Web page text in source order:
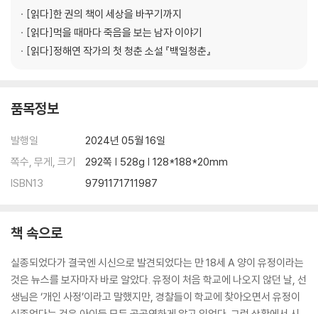
[읽다]한 권의 책이 세상을 바꾸기까지
[읽다]먹을 때마다 죽음을 보는 남자 이야기
[읽다]정해연 작가의 첫 청춘 소설 『백일청춘』
품목정보
발행일
2024년 05월 16일
쪽수, 무게, 크기
292쪽 | 528g | 128*188*20mm
ISBN13
9791171711987
책 속으로
실종되었다가 결국엔 시신으로 발견되었다는 만 18세 A 양이 유정이라는
것은 뉴스를 보자마자 바로 알았다. 유정이 처음 학교에 나오지 않던 날, 선
생님은 ‘개인 사정’이라고 말했지만, 경찰들이 학교에 찾아오면서 유정이